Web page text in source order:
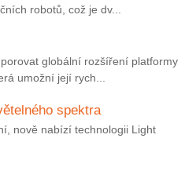
robotů, což je dv...
globální rozšíření platformy
umožní její rych...
spektra
nově nabízí technologii Light